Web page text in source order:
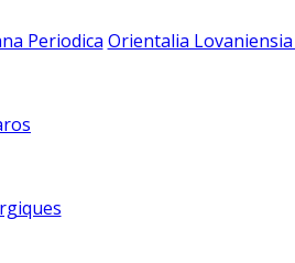
Periodica Orientalia